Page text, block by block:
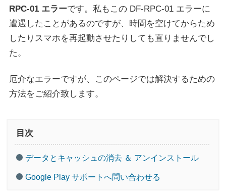
RPC-01 エラーです。私もこの DF-RPC-01 エラーに
遭遇したことがあるのですが、時間を空けてからため
したりスマホを再起動させたりしても直りませんでし
た。
厄介なエラーですが、このページでは解決するための
方法をご紹介致します。
目次
データとキャッシュの消去 ＆ アンインストール
Google Play サポートへ問い合わせる